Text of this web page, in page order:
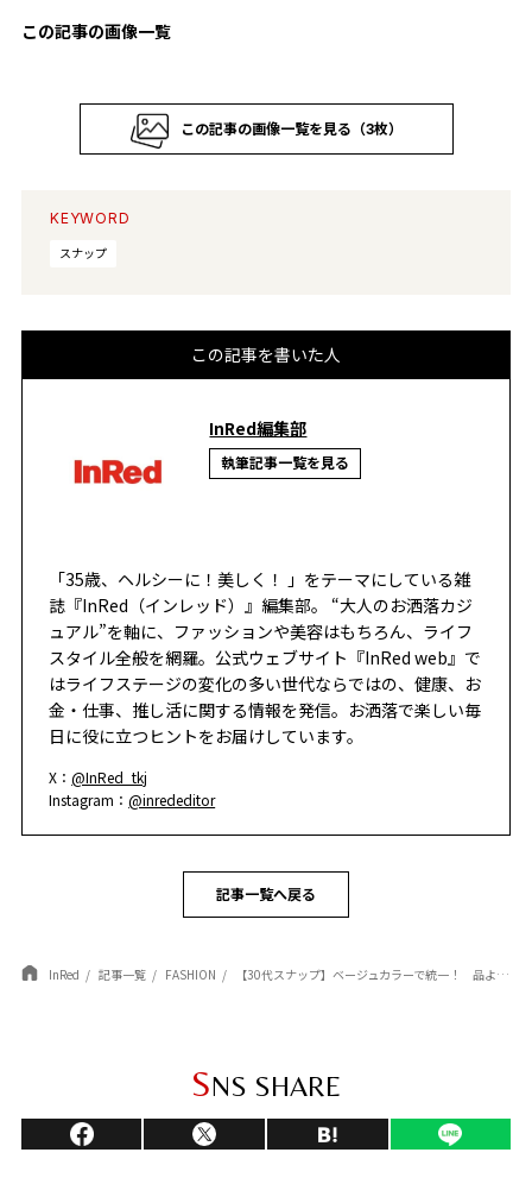
この記事の画像一覧
この記事の画像一覧を見る（3枚）
KEYWORD
スナップ
この記事を書いた人
InRed編集部
執筆記事一覧を見る
「35歳、ヘルシーに！美しく！ 」をテーマにしている雑
誌『InRed（インレッド）』編集部。 “大人のお洒落カジ
ュアル”を軸に、ファッションや美容はもちろん、ライフ
スタイル全般を網羅。公式ウェブサイト『InRed web』で
はライフステージの変化の多い世代ならではの、健康、お
金・仕事、推し活に関する情報を発信。お洒落で楽しい毎
日に役に立つヒントをお届けしています。
X：@InRed_tkj
Instagram：@inrededitor
記事一覧へ戻る
InRed 記事一覧 FASHION 【30代スナップ】ベージュカラーで統一！ 品よくまとめたクラシックなカジュアルコーデ
SNS SHARE